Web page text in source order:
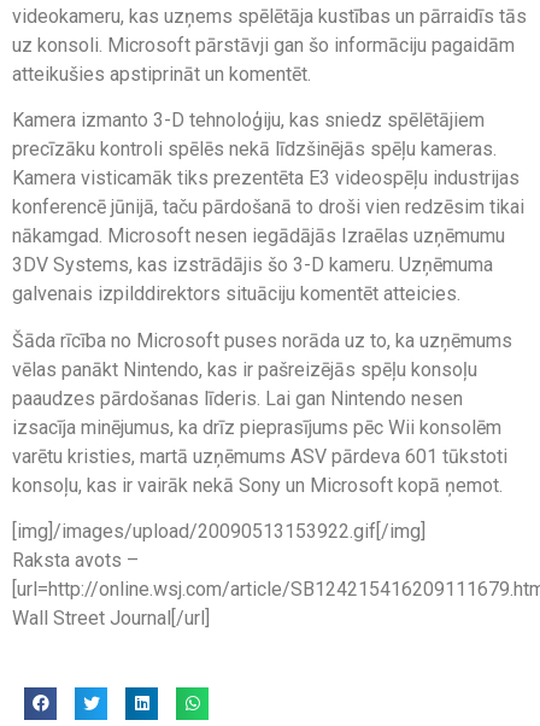
videokameru, kas uzņems spēlētāja kustības un pārraidīs tās
uz konsoli. Microsoft pārstāvji gan šo informāciju pagaidām
atteikušies apstiprināt un komentēt.
Kamera izmanto 3-D tehnoloģiju, kas sniedz spēlētājiem
precīzāku kontroli spēlēs nekā līdzšinējās spēļu kameras.
Kamera visticamāk tiks prezentēta E3 videospēļu industrijas
konferencē jūnijā, taču pārdošanā to droši vien redzēsim tikai
nākamgad. Microsoft nesen iegādājās Izraēlas uzņēmumu
3DV Systems, kas izstrādājis šo 3-D kameru. Uzņēmuma
galvenais izpilddirektors situāciju komentēt atteicies.
Šāda rīcība no Microsoft puses norāda uz to, ka uzņēmums
vēlas panākt Nintendo, kas ir pašreizējās spēļu konsoļu
paaudzes pārdošanas līderis. Lai gan Nintendo nesen
izsacīja minējumus, ka drīz pieprasījums pēc Wii konsolēm
varētu kristies, martā uzņēmums ASV pārdeva 601 tūkstoti
konsoļu, kas ir vairāk nekā Sony un Microsoft kopā ņemot.
[img]/images/upload/20090513153922.gif[/img]
Raksta avots –
[url=http://online.wsj.com/article/
Wall Street Journal[/url]